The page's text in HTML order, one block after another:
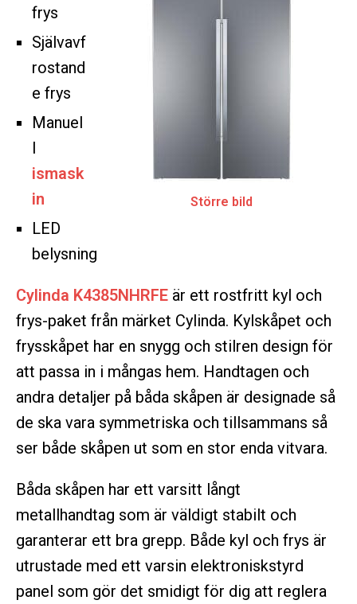
Större bild
frys
Självavf
rostand
e frys
Manuel
ismask
in
LED
belysning
Cylinda K4385NHRFE är ett rostfritt kyl och
frys-paket från märket Cylinda. Kylskåpet och
frysskåpet har en snygg och stilren design för
att passa in i mångas hem. Handtagen och
andra detaljer på båda skåpen är designade så
de ska vara symmetriska och tillsammans så
ser både skåpen ut som en stor enda vitvara.
Båda skåpen har ett varsitt långt
metallhandtag som är väldigt stabilt och
garanterar ett bra grepp. Både kyl och frys är
utrustade med ett varsin elektroniskstyrd
panel som gör det smidigt för dig att reglera